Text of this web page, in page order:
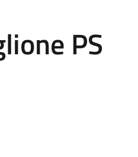
PS